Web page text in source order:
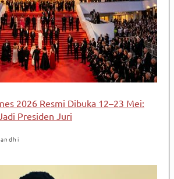
2026 Resmi Dibuka 12–23 Mei:
Presiden Juri